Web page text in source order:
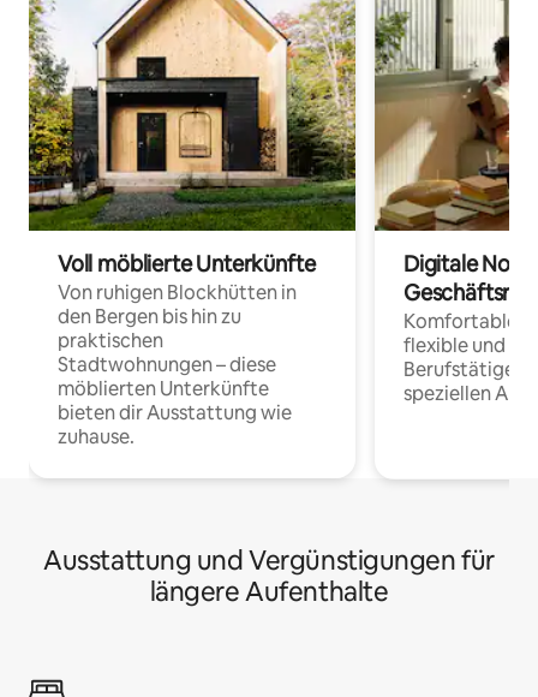
Voll möblierte Unterkünfte
Von ruhigen Blockhütten in
den Bergen bis hin zu
praktischen
Stadtwohnungen – diese
möblierten Unterkünfte
bieten dir Ausstattung wie
zuhause.
Digitale
Komfortable
flexible und
Berufstätige
speziellen
Ausstattung und Vergünstigungen für
längere Aufenthalte